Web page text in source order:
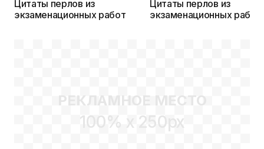
Цитаты перлов из
экзаменационных работ
Цитаты перлов из
экзаменационных работ
РЕКЛАМНОЕ МЕСТО
100% x 250px